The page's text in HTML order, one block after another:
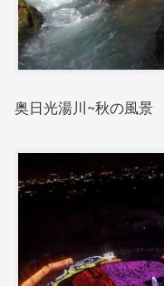
奥日光湯川~秋の風景